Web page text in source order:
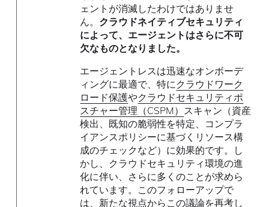
ェントが消滅したわけではありませ
ん。 クラウドネイティブセキュリティ
によって、エージェントはさらに不可
欠なものとなりました。
エージェントレスは迅速なオンボーデ
ィングに最適で、特に クラウドワーク
ロード保護やクラウドセキュリティポ
スチャー管理（CSPM） スキャン（資産
検出、既知の脆弱性を特定、コンプラ
イアンスポリシーに基づくリソース構
成のチェックなど）に効果的です。し
かし、クラウドセキュリティ環境の進
化に伴い、さらに多くのことが求めら
れています。このフォローアップで
は、新たな視点からこの議論を再考し